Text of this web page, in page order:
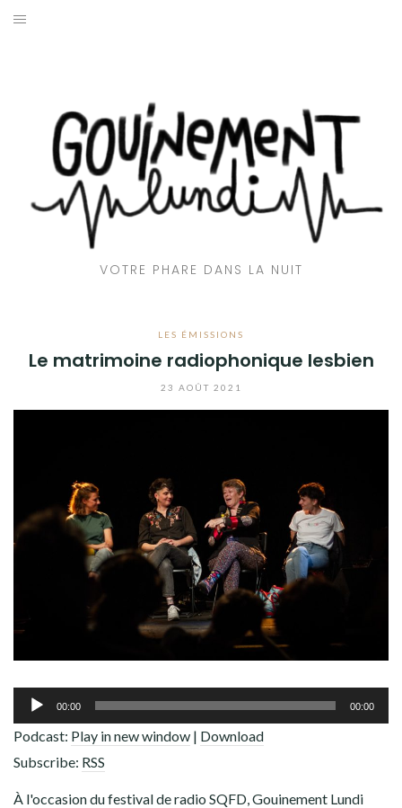
Aller
VOTRE PHARE DANS LA NUIT
LES ÉMISSIONS
Le matrimoine radiophonique lesbien
23 AOÛT 2021
Lecteur
audio
00:00 00:00
Podcast: Play in new window | Download
Subscribe: RSS
À l'occasion du festival de radio SQFD, Gouinement Lundi
🎶CLUB GOUINE
👅 AVEC LA LANGUE
🌇 REPORTAGES
💬 INTERVIEWS
❤️‍🔥 QUI SOMMES-NOUS ?
ADHÉREZ !